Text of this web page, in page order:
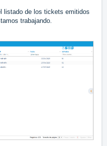
listado de los tickets emitidos
trabajando.